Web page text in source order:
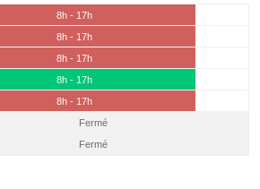
8h - 17h
8h - 17h
8h - 17h
8h - 17h
8h - 17h
Fermé
Fermé